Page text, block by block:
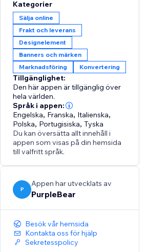
Kategorier
Sälja online
Frakt och leverans
Designelement
Banners och märken
Marknadsföring
Konvertering
Tillgänglighet:
Den här appen är tillgänglig över
hela världen.
Språk i appen:
Engelska, Franska, Italienska,
Polska, Portugisiska,Tyska
Du kan översätta allt innehåll i
appen som visas på din hemsida
till valfritt språk.
P
Appen har utvecklats av
PurpleBear
Besök vår hemsida
Kontakta oss för hjälp
Sekretesspolicy